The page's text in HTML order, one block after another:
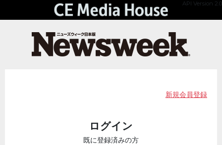
API Version 2.0
新規会員登録
ログイン
既に登録済みの方